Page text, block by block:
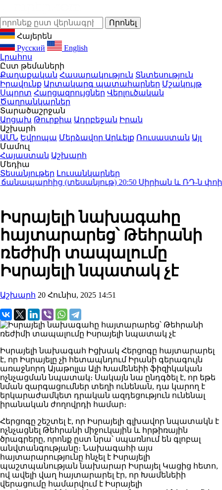
Հայերեն
Русский
English
Լրահոս
Ըստ թեմաների
Քաղաքական Հասարակություն Տնտեսություն
Իրավունք Արտակարգ պատահարներ Մշակույթ
Սպորտ Հարցազրույցներ Վերլուծական
Ծաղրանկարներ
Տարածաշրջան
Արցախ Թուրքիա Ադրբեջան Իրան
Աշխարհ
ԱՄՆ Եվրոպա Մերձավոր Արևելք Ռուսաստան Այլ
Մամուլ
Հայաստան Աշխարհ
Մեդիա
Տեսանյութեր Լուսանկարներ
(տեսանյութ)20:50Սիրիան և ՌԴ-ն
Իսրայելի նախագահը
հայտարարեց՝ Թեհրանի
ռեժիմի տապալումը
Իսրայելի նպատակ չէ
Աշխարհ 20 Հունիս, 2025 14:51
Իսրայելի նախագահ Իցխակ Հերցոգը հայտարարել
է, որ Իսրայելը չի հետապնդում Իրանի գերագույն
առաջնորդ Այաթոլլա Ալի Խամենեիի ֆիզիկական
ոչնչացման նպատակ։ Սակայն նա ընդգծել է, որ եթե
նման զարգացումներ տեղի ունենան, դա կարող է
երկարաժամկետ դրական ազդեցություն ունենալ
իրանական ժողովրդի համար։
Հերցոգը շեշտել է, որ Իսրայելի գլխավոր նպատակն է
ոչնչացնել Թեհրանի միջուկային և հրթիռային
ծրագրերը, որոնք ըստ նրա՝ սպառնում են գլոբալ
անվտանգությանը։ Նախագահի այս
հայտարարությունը հնչել է Իսրայելի
պաշտպանության նախարար Իսրայել Կացից հետո,
ով ավելի վաղ հայտարարել էր, որ Խամենեիի
վերացումը համարվում է Իսրայելի